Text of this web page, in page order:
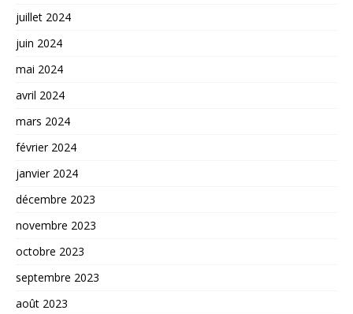
juillet 2024
juin 2024
mai 2024
avril 2024
mars 2024
février 2024
janvier 2024
décembre 2023
novembre 2023
octobre 2023
septembre 2023
août 2023